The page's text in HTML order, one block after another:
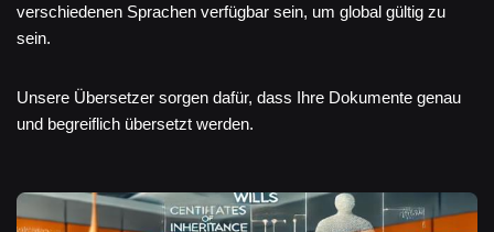
verschiedenen Sprachen verfügbar sein, um global gültig zu
sein.
Unsere Übersetzer sorgen dafür, dass Ihre Dokumente genau
und begreiflich übersetzt werden.